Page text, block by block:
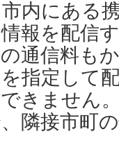
内にある
報を配信
通信料も
指定して
きません
隣接市町